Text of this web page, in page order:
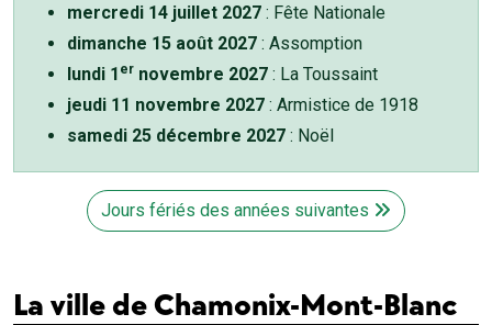
mercredi 14 juillet 2027 : Fête Nationale
dimanche 15 août 2027 : Assomption
lundi 1 er novembre 2027 : La Toussaint
jeudi 11 novembre 2027 : Armistice de 1918
samedi 25 décembre 2027 : Noël
Jours fériés des années suivantes
La ville de Chamonix-Mont-Blanc